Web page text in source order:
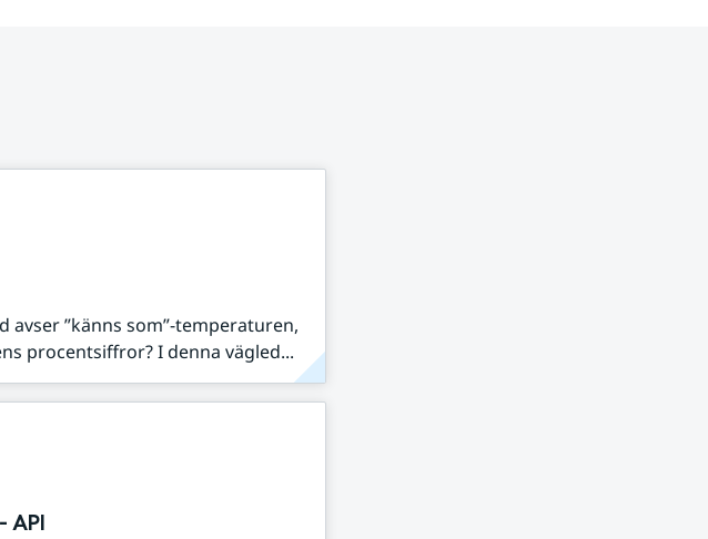
avser ”känns som”-temperaturen,
procentsiffror? I denna vägled...
API